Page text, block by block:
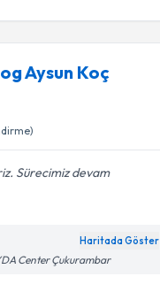
Aysun Koç
Sürecimiz devam
Haritada Göster
Center Çukurambar